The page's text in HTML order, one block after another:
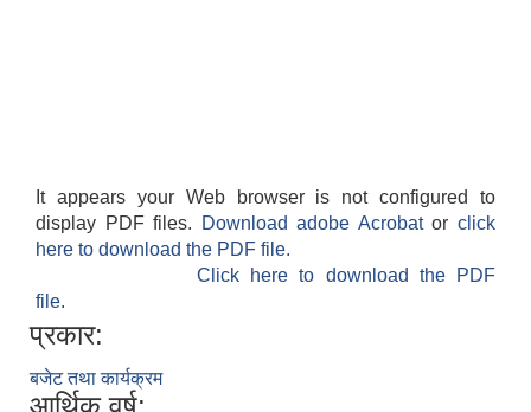
It appears your Web browser is not configured to
display PDF files.
Download adobe Acrobatorclick
here to download the PDF file.
Click here to download the PDF
file.
प्रकार:
बजेट तथा कार्यक्रम